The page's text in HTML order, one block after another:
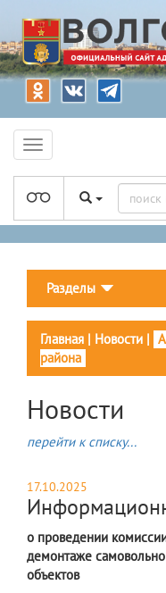
Разделы
Главная | Новости |
района
Новости
перейти к списку...
17.10.2025
о проведении
демонтаже
объектов